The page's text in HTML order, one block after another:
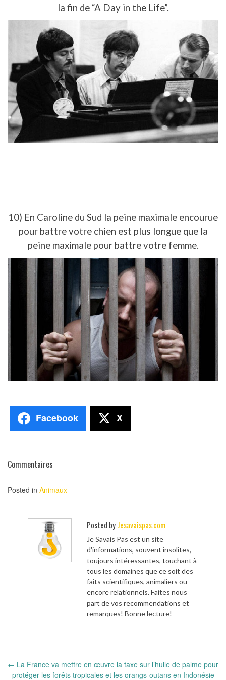
la fin de “A Day in the Life”.
10) En Caroline du Sud la peine maximale encourue
pour battre votre chien est plus longue que la
peine maximale pour battre votre femme.
Facebook X
Commentaires
Posted in Animaux
Posted byJesavaispas.com
Je Savais Pas est un site
d'informations, souvent insolites,
toujours intéressantes, touchant à
tous les domaines que ce soit des
faits scientifiques, animaliers ou
encore relationnels. Faites nous
part de vos recommendations et
remarques! Bonne lecture!
Post
navigation
← La France va mettre en œuvre la taxe sur l’huile de palme pour
protéger les forêts tropicales et les orangs-outans en Indonésie